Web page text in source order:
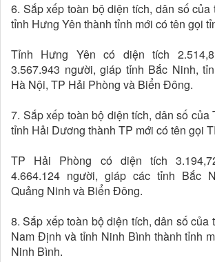
6. Sắp xếp toàn bộ diện tích, dân số
tỉnh Hưng Yên thành tỉnh mới có tên gọi
Tỉnh Hưng Yên có diện tích
3.567.943 người, giáp tỉnh Bắc Ninh,
Hà Nội, TP Hải Phòng và Biển Đông.
7. Sắp xếp toàn bộ diện tích, dân số của
tỉnh Hải Dương thành TP mới có tên gọi
TP Hải Phòng có diện tích
4.664.124 người, giáp các tỉnh Bắc
Quảng Ninh và Biển Đông.
8. Sắp xếp toàn bộ diện tích, dân số của
Nam Định và tỉnh Ninh Bình thành tỉnh
Ninh Bình.